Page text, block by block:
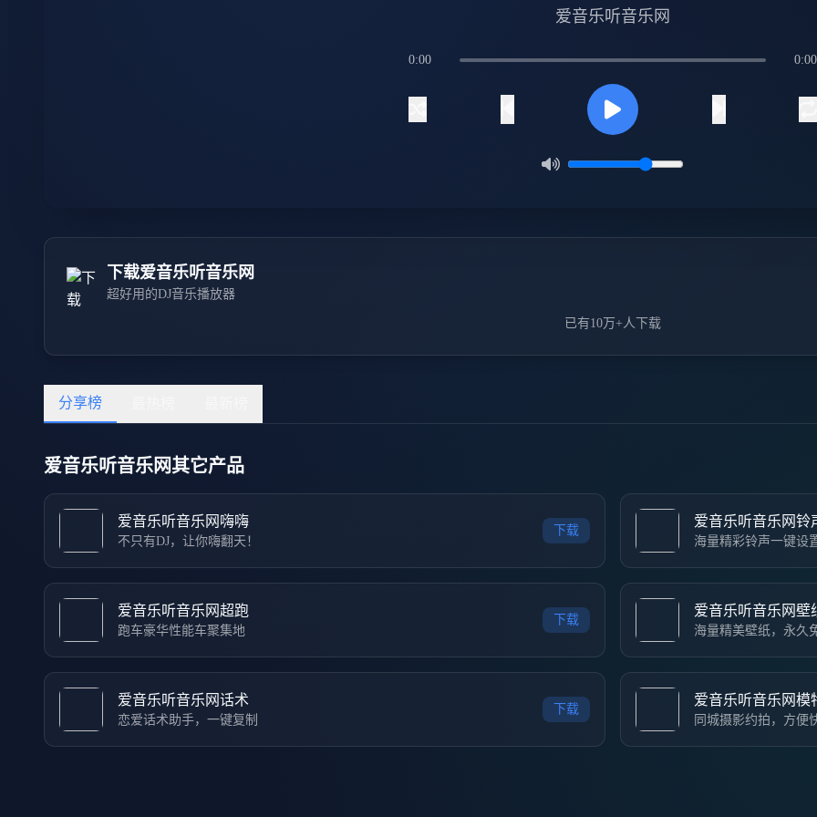
爱音乐听音乐网
0:00 0:00
下载爱音乐听音乐网
超好用的DJ音乐播放器
已有10万+人下载
分享榜
爱音乐听音乐网其它产品
爱音乐听音乐网嗨嗨
不只有DJ，让你嗨翻天！
下载
爱音乐听音乐网铃
海量精彩铃声一键设
爱音乐听音乐网超跑
跑车豪华性能车聚集地
下载
爱音乐听音乐网壁
海量精美壁纸，永久
爱音乐听音乐网话术
恋爱话术助手，一键复制
下载
爱音乐听音乐网模
同城摄影约拍，方便